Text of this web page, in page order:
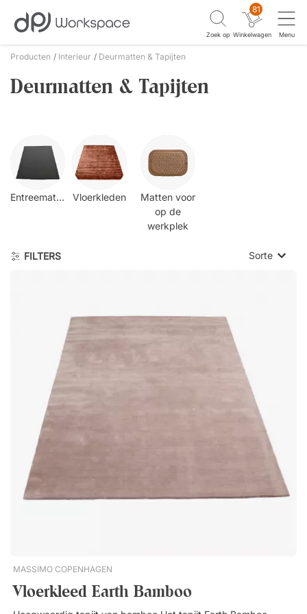
Zoek op
81
Winkelwagen Menu
Producten Interieur Deurmatten & Tapijten
Deurmatten & Tapijten
Entreematten Vloerkleden
Matten voor
op de
werkplek
FILTERS Sorte
MASSIMO COPENHAGEN
Vloerkleed Earth Bamboo